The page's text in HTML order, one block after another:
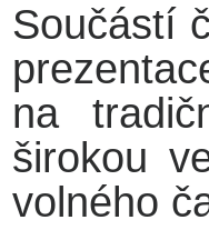
Součástí
na
širokou
volného